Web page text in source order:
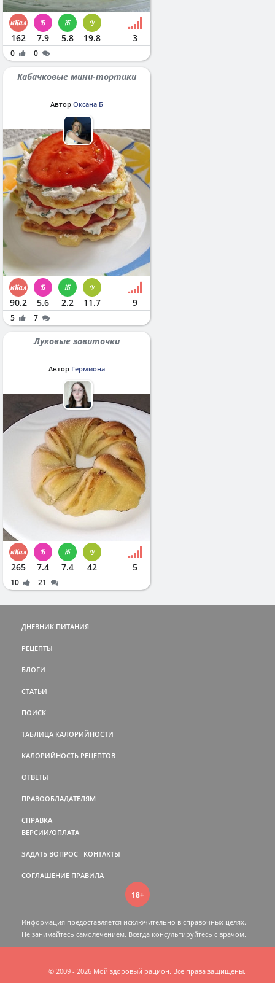
162 7.9 5.8 19.8 3
0 0
Кабачковые мини-тортики
Автор Оксана Б
90.2 5.6 2.2 11.7 9
5 7
Луковые завиточки
Автор Гермиона
265 7.4 7.4 42 5
10 21
ДНЕВНИК ПИТАНИЯ
РЕЦЕПТЫ
БЛОГИ
СТАТЬИ
ПОИСК
ТАБЛИЦА КАЛОРИЙНОСТИ
КАЛОРИЙНОСТЬ РЕЦЕПТОВ
ОТВЕТЫ
ПРАВООБЛАДАТЕЛЯМ
СПРАВКА
ВЕРСИИ/ОПЛАТА
ЗАДАТЬ ВОПРОС КОНТАКТЫ
СОГЛАШЕНИЕ ПРАВИЛА
18+
Информация предоставляется исключительно в справочных целях.
Не занимайтесь самолечением. Всегда консультируйтесь c врачом.
© 2009 - 2026 Мой здоровый рацион. Все права защищены.